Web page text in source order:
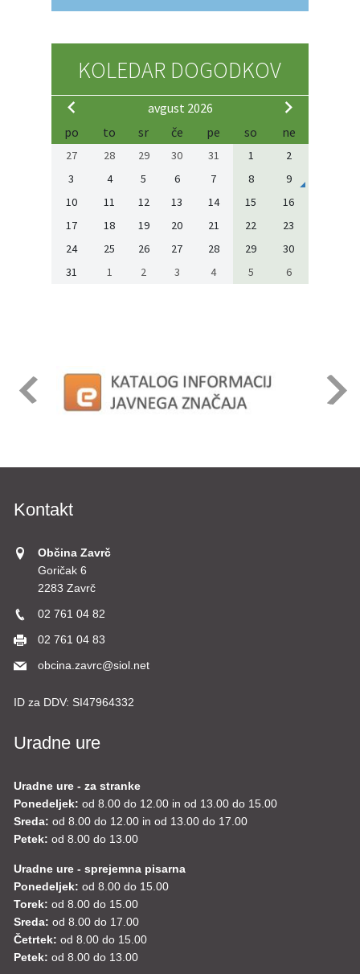
KOLEDAR DOGODKOV
avgust 2026
po
to sr če pe so ne
27 28 29 30 31 1
2
3
4 5 6 7 8
9
10
11 12 13 14 15
16
17
18 19 20 21 22
23
24
25 26 27 28 29
30
31
1 2 3 4 5 6
Kontakt
Občina Zavrč
Goričak 6
2283 Zavrč
02 761 04 82
02 761 04 83
obcina.zavrc@siol.net
ID za DDV: SI47964332
Uradne ure
Uradne ure - za stranke
Ponedeljek: od 8.00 do 12.00 in od 13.00 do 15.00
Sreda: od 8.00 do 12.00 in od 13.00 do 17.00
Petek: od 8.00 do 13.00
Uradne ure - sprejemna pisarna
Ponedeljek: od 8.00 do 15.00
Torek: od 8.00 do 15.00
Sreda: od 8.00 do 17.00
Četrtek: od 8.00 do 15.00
Petek: od 8.00 do 13.00